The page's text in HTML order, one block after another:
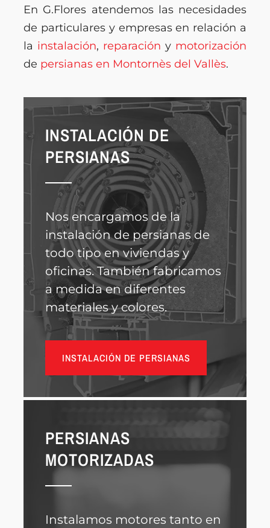
En G.Flores atendemos las necesidades
de particulares y empresas en relación a
la instalación, reparación y motorización
de persianas en Montornès del Vallès.
INSTALACIÓN DE
PERSIANAS
Nos encargamos de la
instalación de persianas de
todo tipo en viviendas y
oficinas. También fabricamos
a medida en diferentes
materiales y colores.
INSTALACIÓN DE PERSIANAS
PERSIANAS
MOTORIZADAS
Instalamos motores tanto en